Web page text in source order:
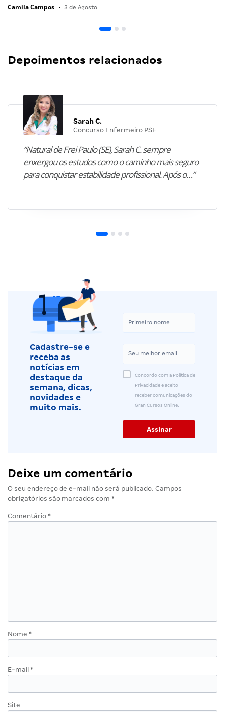
Camila Campos • 3 de Agosto
Depoimentos relacionados
Sarah C.
Concurso Enfermeiro PSF
“Natural de Frei Paulo (SE), Sarah C. sempre
enxergou os estudos como o caminho mais seguro
para conquistar estabilidade profissional. Após o…”
Cadastre-se e
receba as
notícias em
destaque da
semana, dicas,
novidades e
muito mais.
Concordo com a Política de
Privacidade e aceito
receber comunicações do
Gran Cursos Online.
Deixe um comentário
O seu endereço de e-mail não será publicado. Campos
obrigatórios são marcados com *
Comentário *
Nome *
E-mail *
Site